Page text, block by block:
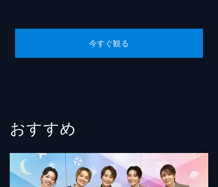
今すぐ観る
おすすめ